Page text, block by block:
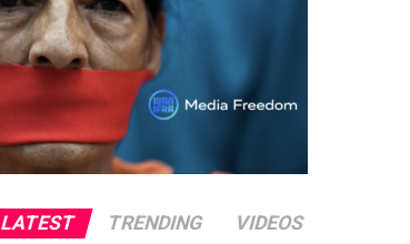
LATEST TRENDING VIDEOS